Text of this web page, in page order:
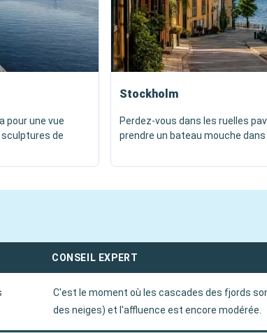
pour une vue
sculptures de
Stockholm
Perdez-vous dans les ruelles
prendre un bateau mouche dans
CONSEIL EXPERT
C'est le moment où les cascades des fjords
des neiges) et l'affluence est encore modérée.